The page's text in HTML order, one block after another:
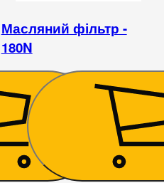
Масляний фільтр -
180N
184₴